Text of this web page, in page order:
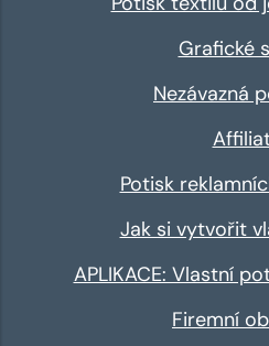
Grafické
Nezávazná
Potisk
Jak si vytvořit
APLIKACE: Vlastní
Firemní